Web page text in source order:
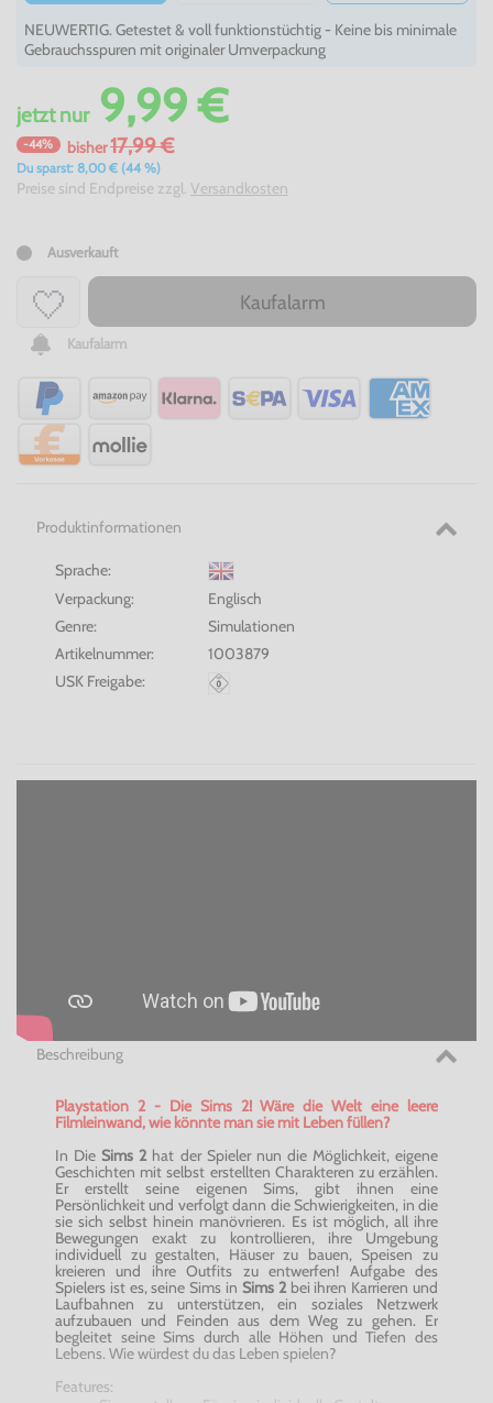
NEUWERTIG. Getestet & voll funktionstüchtig - Keine bis minimale
Gebrauchsspuren mit originaler Umverpackung
jetztnur9,99 €
-44% bisher17,99 €
Du sparst: 8,00 € (44 %)
Preise sind Endpreise zzgl. Versandkosten
Ausverkauft
Kaufalarm
Kaufalarm
Produktinformationen
Sprache:
Verpackung:
Englisch
Genre:
Simulationen
Artikelnummer:
1003879
USK Freigabe:
Beschreibung
Playstation 2 - Die Sims 2! Wäre die Welt eine leere
Filmleinwand, wie könnte man sie mit Leben füllen?
In Die Sims 2 hat der Spieler nun die Möglichkeit, eigene
Geschichten mit selbst erstellten Charakteren zu erzählen.
Er erstellt seine eigenen Sims, gibt ihnen eine
Persönlichkeit und verfolgt dann die Schwierigkeiten, in die
sie sich selbst hinein manövrieren. Es ist möglich, all ihre
Bewegungen exakt zu kontrollieren, ihre Umgebung
individuell zu gestalten, Häuser zu bauen, Speisen zu
kreieren und ihre Outfits zu entwerfen! Aufgabe des
Spielers ist es, seine Sims in Sims 2 bei ihren Karrieren und
Laufbahnen zu unterstützen, ein soziales Netzwerk
aufzubauen und Feinden aus dem Weg zu gehen. Er
begleitet seine Sims durch alle Höhen und Tiefen des
Lebens. Wie würdest du das Leben spielen?
Features: